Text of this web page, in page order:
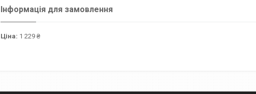
Інформація для замовлення
Ціна: 1 229 ₴